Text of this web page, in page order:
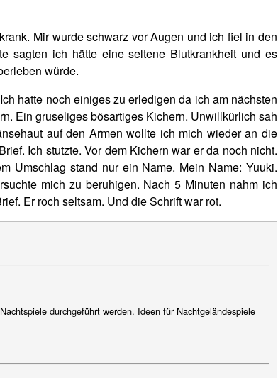
Mir wurde schwarz vor Augen und ich fiel in den
sagten ich hätte eine seltene Blutkrankheit und es
würde.
hatte noch einiges zu erledigen da ich am nächsten
Ein gruseliges bösartiges Kichern. Unwillkürlich sah
auf den Armen wollte ich mich wieder an die
Ich stutzte. Vor dem Kichern war er da noch nicht.
Umschlag stand nur ein Name. Mein Name: Yuuki.
mich zu beruhigen. Nach 5 Minuten nahm ich
Er roch seltsam. Und die Schrift war rot.
durchgeführt werden. Ideen für Nachtgeländespiele